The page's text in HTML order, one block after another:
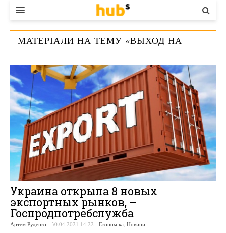
ВЛАДА
ЕКОНОМІКА
БІЗНЕС
СТАРТЕР
КОНТАКТИ
МАТЕРІАЛИ НА ТЕМУ «ВЫХОД НА
Украина открыла 8 новых
экспортных рынков, –
Госпродпотребслужба
Артем Руденко - 30.04.2021 14:22 - Економіка Новини